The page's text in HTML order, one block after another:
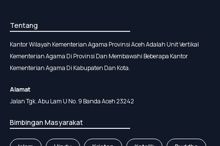
Tentang
Kantor Wilayah Kementerian Agama Provinsi Aceh Adalah Unit Vertikal
Kementerian Agama Di Provinsi Dan Membawahi Beberapa Kantor
Kementerian Agama Di Kabupaten Dan Kota.
Alamat
Jalan Tgk. Abu Lam U No. 9 Banda Aceh 23242
Bimbingan Masyarakat